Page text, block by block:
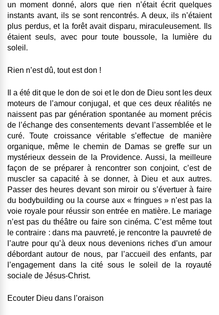
un moment donné, alors que rien n’était écrit quelques
instants avant, ils se sont rencontrés. A deux, ils n’étaient
plus perdus, et la forêt avait disparu, miraculeusement. Ils
étaient seuls, avec pour toute boussole, la lumière du
soleil.
Rien n’est dû, tout est don !
Il a été dit que le don de soi et le don de Dieu sont les deux
moteurs de l’amour conjugal, et que ces deux réalités ne
naissent pas par génération spontanée au moment précis
de l’échange des consentements devant l’assemblée et le
curé. Toute croissance véritable s’effectue de manière
organique, même le chemin de Damas se greffe sur un
mystérieux dessein de la Providence. Aussi, la meilleure
façon de se préparer à rencontrer son conjoint, c’est de
muscler sa capacité à se donner, à Dieu et aux autres.
Passer des heures devant son miroir ou s’évertuer à faire
du bodybuilding ou la course aux « fringues » n’est pas la
voie royale pour réussir son entrée en matière. Le mariage
n’est pas du théâtre ou faire son cinéma. C’est même tout
le contraire : dans ma pauvreté, je rencontre la pauvreté de
l’autre pour qu’à deux nous devenions riches d’un amour
débordant autour de nous, par l’accueil des enfants, par
l’engagement dans la cité sous le soleil de la royauté
sociale de Jésus-Christ.
Ecouter Dieu dans l’oraison